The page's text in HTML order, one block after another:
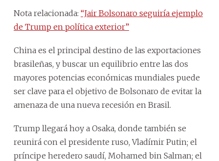
Nota relacionada: “Jair Bolsonaro seguiría ejemplo
de Trump en política exterior”
China es el principal destino de las exportaciones
brasileñas, y buscar un equilibrio entre las dos
mayores potencias económicas mundiales puede
ser clave para el objetivo de Bolsonaro de evitar la
amenaza de una nueva recesión en Brasil.
Trump llegará hoy a Osaka, donde también se
reunirá con el presidente ruso, Vladímir Putin; el
príncipe heredero saudí, Mohamed bin Salman; el